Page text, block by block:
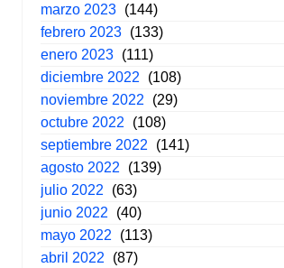
marzo 2023 (144)
febrero 2023 (133)
enero 2023 (111)
diciembre 2022
(108)
noviembre 2022
(29)
octubre 2022
(108)
septiembre 2022
(141)
agosto 2022
(139)
julio 2022
(63)
junio 2022
(40)
mayo 2022
(113)
abril 2022
(87)